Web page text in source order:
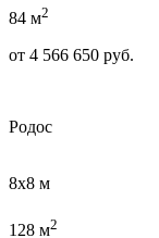
84 м2
от 4 566 650 руб.
Родос
8х8 м
128 м2